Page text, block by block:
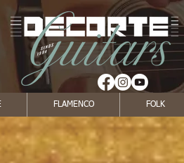
FLAMENCO FOLK